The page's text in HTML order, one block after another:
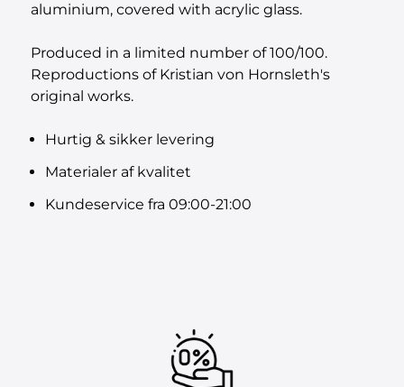
aluminium, covered with acrylic glass.
Produced in a limited number of 100/100.
Reproductions of Kristian von Hornsleth's
original works.
Hurtig & sikker levering
Materialer af kvalitet
Kundeservice fra 09:00-21:00